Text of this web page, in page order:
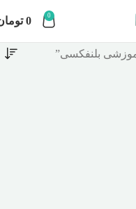
0
0
بلنفکسی”